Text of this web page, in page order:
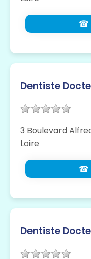
☎
Dentiste
3 Boulevard
Loire
☎
Dentiste